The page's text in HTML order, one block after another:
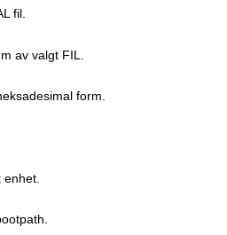
fil.
av valgt FIL.
form.